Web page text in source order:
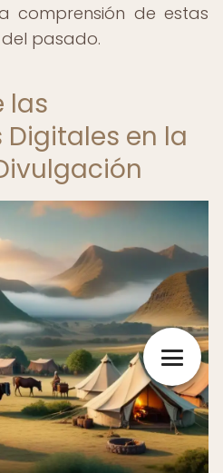
comprensión de estas
pasado.
las
en la